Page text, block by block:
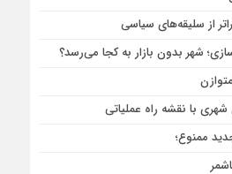
از سلیقه‌های سیاسی
شهر بدون بازار به کجا می‌رسد؟
شهری با نقشه راه عملیاتی
ممنوع؛